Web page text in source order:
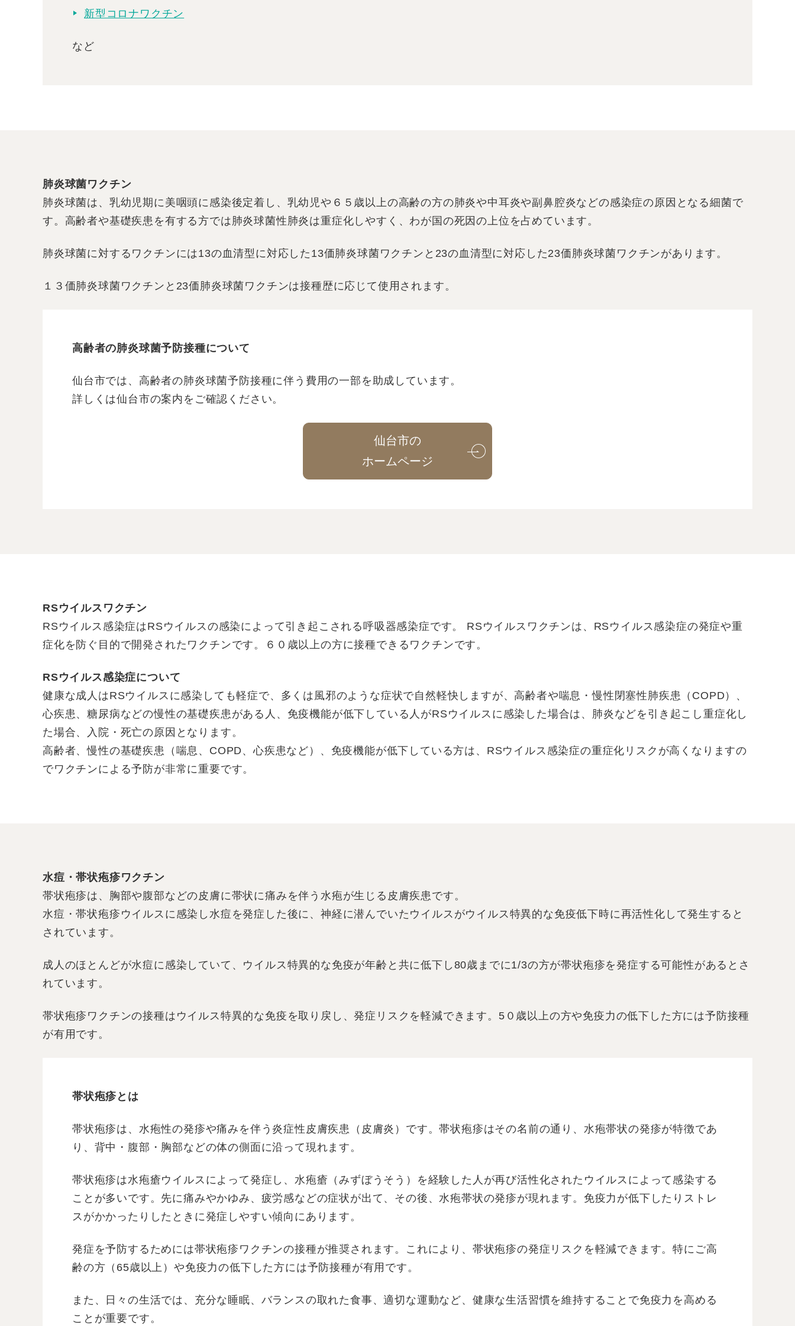
新型コロナワクチン
など
肺炎球菌ワクチン
肺炎球菌は、乳幼児期に美咽頭に感染後定着し、乳幼児や６５歳以上の高齢の方の肺炎や中耳炎や副鼻腔炎などの感染症の原因となる細菌で
す。高齢者や基礎疾患を有する方では肺炎球菌性肺炎は重症化しやすく、わが国の死因の上位を占めています。
肺炎球菌に対するワクチンには13の血清型に対応した13価肺炎球菌ワクチンと23の血清型に対応した23価肺炎球菌ワクチンがあります。
１３価肺炎球菌ワクチンと23価肺炎球菌ワクチンは接種歴に応じて使用されます。
高齢者の肺炎球菌予防接種について
仙台市では、高齢者の肺炎球菌予防接種に伴う費用の一部を助成しています。
詳しくは仙台市の案内をご確認ください。
仙台市の
ホームページ
RSウイルスワクチン
RSウイルス感染症はRSウイルスの感染によって引き起こされる呼吸器感染症です。 RSウイルスワクチンは、RSウイルス感染症の発症や重
症化を防ぐ目的で開発されたワクチンです。６０歳以上の方に接種できるワクチンです。
RSウイルス感染症について
健康な成人はRSウイルスに感染しても軽症で、多くは風邪のような症状で自然軽快しますが、高齢者や喘息・慢性閉塞性肺疾患（COPD）、
心疾患、糖尿病などの慢性の基礎疾患がある人、免疫機能が低下している人がRSウイルスに感染した場合は、肺炎などを引き起こし重症化し
た場合、入院・死亡の原因となります。
高齢者、慢性の基礎疾患（喘息、COPD、心疾患など）、免疫機能が低下している方は、RSウイルス感染症の重症化リスクが高くなりますの
でワクチンによる予防が非常に重要です。
水痘・帯状疱疹ワクチン
帯状疱疹は、胸部や腹部などの皮膚に帯状に痛みを伴う水疱が生じる皮膚疾患です。
水痘・帯状疱疹ウイルスに感染し水痘を発症した後に、神経に潜んでいたウイルスがウイルス特異的な免疫低下時に再活性化して発生すると
されています。
成人のほとんどが水痘に感染していて、ウイルス特異的な免疫が年齢と共に低下し80歳までに1/3の方が帯状疱疹を発症する可能性があるとさ
れています。
帯状疱疹ワクチンの接種はウイルス特異的な免疫を取り戻し、発症リスクを軽減できます。5０歳以上の方や免疫力の低下した方には予防接種
が有用です。
帯状疱疹とは
帯状疱疹は、水疱性の発疹や痛みを伴う炎症性皮膚疾患（皮膚炎）です。帯状疱疹はその名前の通り、水疱帯状の発疹が特徴であ
り、背中・腹部・胸部などの体の側面に沿って現れます。
帯状疱疹は水疱瘡ウイルスによって発症し、水疱瘡（みずぼうそう）を経験した人が再び活性化されたウイルスによって感染する
ことが多いです。先に痛みやかゆみ、疲労感などの症状が出て、その後、水疱帯状の発疹が現れます。免疫力が低下したりストレ
スがかかったりしたときに発症しやすい傾向にあります。
発症を予防するためには帯状疱疹ワクチンの接種が推奨されます。これにより、帯状疱疹の発症リスクを軽減できます。特にご高
齢の方（65歳以上）や免疫力の低下した方には予防接種が有用です。
また、日々の生活では、充分な睡眠、バランスの取れた食事、適切な運動など、健康な生活習慣を維持することで免疫力を高める
ことが重要です。